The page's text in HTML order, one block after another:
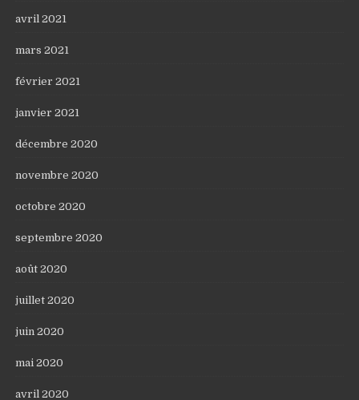
avril 2021
mars 2021
février 2021
janvier 2021
décembre 2020
novembre 2020
octobre 2020
septembre 2020
août 2020
juillet 2020
juin 2020
mai 2020
avril 2020